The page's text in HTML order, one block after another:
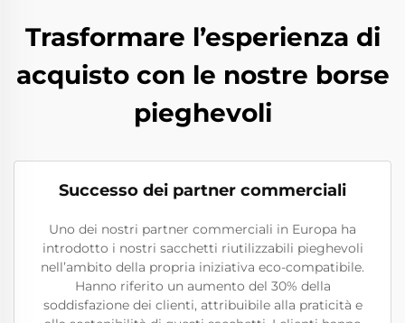
Trasformare l’esperienza di
acquisto con le nostre borse
pieghevoli
Successo dei partner commerciali
Uno dei nostri partner commerciali in Europa ha
introdotto i nostri sacchetti riutilizzabili pieghevoli
nell’ambito della propria iniziativa eco-compatibile.
Hanno riferito un aumento del 30% della
soddisfazione dei clienti, attribuibile alla praticità e